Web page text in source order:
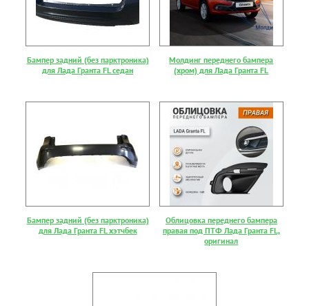
Бампер задний (без парктроника)
для Лада Гранта FL седан
Молдинг переднего бампера
(хром) для Лада Гранта FL
Бампер задний (без парктроника)
для Лада Гранта FL хэтчбек
Облицовка переднего бампера
правая под ПТФ Лада Гранта FL,
оригинал